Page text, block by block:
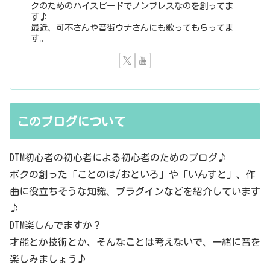
クのためのハイスピードでノンブレスなのを創ってま
す♪
最近、可不さんや音街ウナさんにも歌ってもらってま
す。
このブログについて
DTM初心者の初心者による初心者のためのブログ♪
ボクの創った「ことのは/おといろ」や「いんすと」、作
曲に役立ちそうな知識、プラグインなどを紹介しています
♪
DTM楽しんでますか？
才能とか技術とか、そんなことは考えないで、一緒に音を
楽しみましょう♪